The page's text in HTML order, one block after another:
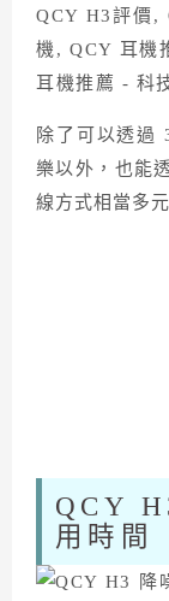
除了可以透過
樂以外，也能
線方式相當多
QCY
用時間